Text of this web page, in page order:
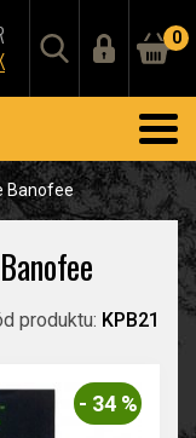
0
Banofee
produktu: KPB21
- 34 %